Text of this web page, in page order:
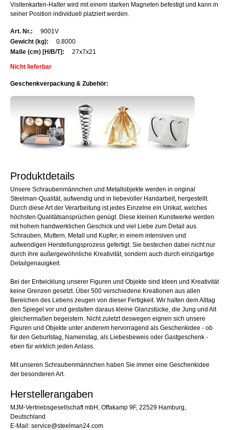
Visitenkarten-Halter wird mit einem starken Magneten befestigt und kann in
seiner Position individuell platziert werden.
Weitere
Informationen
9001V
0.8000
27x7x21
Nicht lieferbar
Geschenkverpackung & Zubehör:
Produktdetails
Unsere Schraubenmännchen und Metallobjekte werden in original
Steelman-Qualität, aufwendig und in liebevoller Handarbeit, hergestellt.
Durch diese Art der Verarbeitung ist jedes Einzelne ein Unikat, welches
höchsten Qualitätsansprüchen genügt. Diese kleinen Kunstwerke werden
mit hohem handwerklichen Geschick und viel Liebe zum Detail aus
Schrauben, Muttern, Metall und Kupfer, in einem intensiven und
aufwendigen Herstellungsprozess gefertigt. Sie bestechen dabei nicht nur
durch ihre außergewöhnliche Kreativität, sondern auch durch einzigartige
Detailgenauigkeit.
Bei der Entwicklung unserer Figuren und Objekte sind Ideen und Kreativität
keine Grenzen gesetzt. Über 500 verschiedene Kreationen aus allen
Bereichen des Lebens zeugen von dieser Fertigkeit. Wir halten dem Alltag
den Spiegel vor und gestalten daraus kleine Glanzstücke, die Jung und Alt
gleichermaßen begeistern. Nicht zuletzt deswegen eignen sich unsere
Figuren und Objekte unter anderem hervorragend als Geschenkidee - ob
für den Geburtstag, Namenstag, als Liebesbeweis oder Gastgeschenk -
eben für wirklich jeden Anlass.
Mit unseren Schraubenmännchen haben Sie immer eine Geschenkidee
der besonderen Art.
Herstellerangaben
MJM-Vertriebsgesellschaft mbH, Offakamp 9F, 22529 Hamburg,
Deutschland
E-Mail: service@steelman24.com